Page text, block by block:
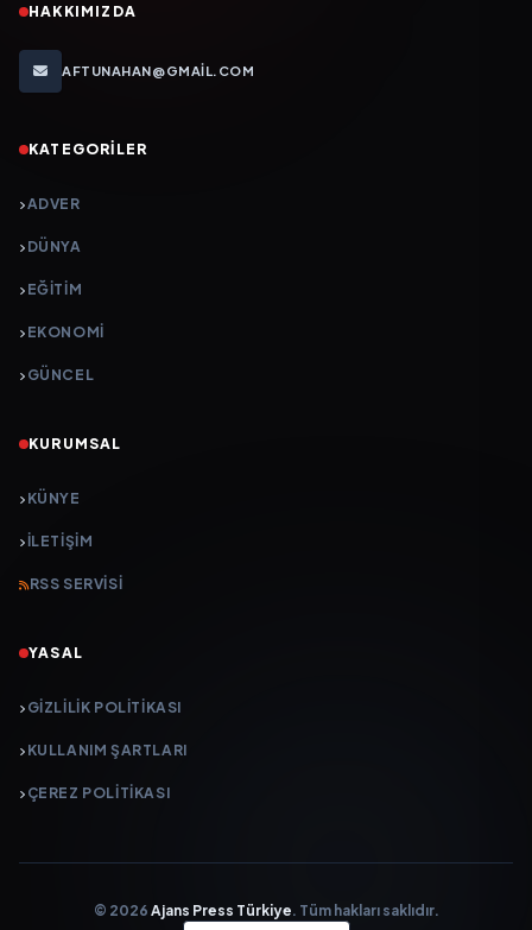
HAKKIMIZDA
AFTUNAHAN@GMAIL.COM
KATEGORILER
ADVER
DÜNYA
EĞİTİM
EKONOMİ
GÜNCEL
KURUMSAL
KÜNYE
İLETIŞIM
RSS SERVISI
YASAL
GIZLILIK POLITIKASI
KULLANIM ŞARTLARI
ÇEREZ POLITIKASI
© 2026 Ajans Press Türkiye. Tüm hakları saklıdır.